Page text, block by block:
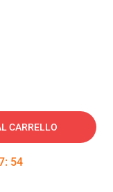
CARRELLO
: 53